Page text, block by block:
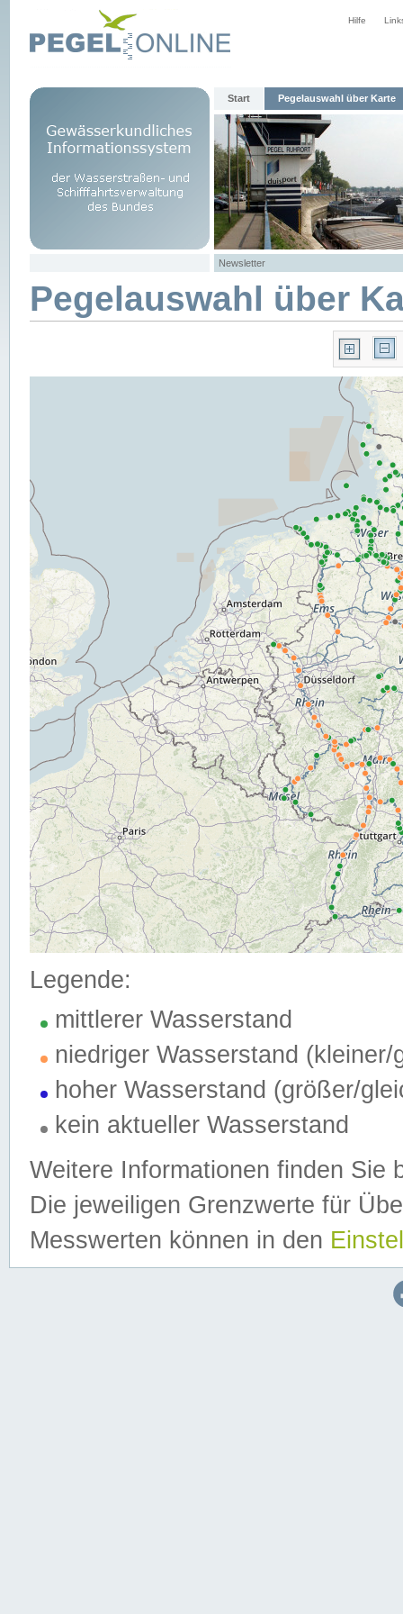
Hilfe
Start Pegelauswahl über Karte
Newsletter
Pegelauswahl über
Legende:
mittlerer Wasserstand
niedriger Wasserstand (kleiner/
hoher Wasserstand (größer/
kein aktueller Wasserstand
Weitere Informationen finden Sie
Die jeweiligen Grenzwerte für
Messwerten können in den